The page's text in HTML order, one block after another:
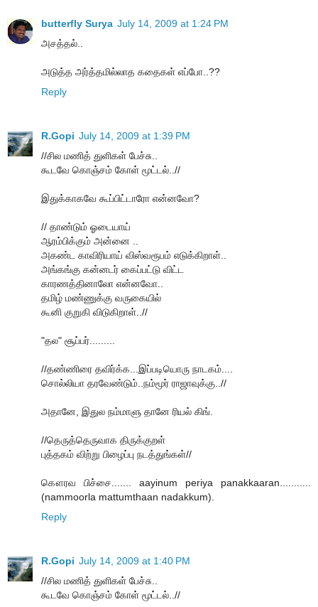
butterfly Surya July 14, 2009 at 1:24 PM
அசத்தல்..
அடுத்த அர்த்தமில்லாத கதைகள் எப்போ..??
Reply
R.Gopi July 14, 2009 at 1:39 PM
//சில மணித் துளிகள் பேச்சு..
கூடவே கொஞ்சம் கோள் மூட்டல்..//
இதுக்காகவே கூப்பிட்டாரோ என்னவோ?
// தாண்டும் ஓடையாய்
ஆரம்பிக்கும் அன்னை ..
அகண்ட காவிரியாய் விஸ்வரூபம் எடுக்கிறாள்..
அங்கங்கு கன்னடர் கைப்பட்டு விட்ட
காரணத்தினாலோ என்னவோ..
தமிழ் மண்ணுக்கு வருகையில்
கூனி குறுகி விடுகிறாள்..//
"தல" சூப்பர்.........
//தண்ணிரை தவிர்க்க...இப்படியொரு நாடகம்....
சொல்லியா தரவேண்டும்..நம்மூர் ராஜாவுக்கு..//
அதானே, இதுல நம்மாளு தானே ரியல் கிங்.
//தெருத்தெருவாக திருக்குறள்
புத்தகம் விற்று பிழைப்பு நடத்துங்கள்//
கௌரவ பிச்சை....... aayinum periya panakkaaran...........
(nammoorla mattumthaan nadakkum).
Reply
R.Gopi July 14, 2009 at 1:40 PM
//சில மணித் துளிகள் பேச்சு..
கூடவே கொஞ்சம் கோள் மூட்டல்..//